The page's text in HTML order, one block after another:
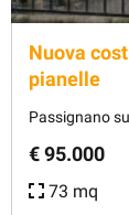
Nuova
pianelle
Passignano
€ 95.000
73 mq